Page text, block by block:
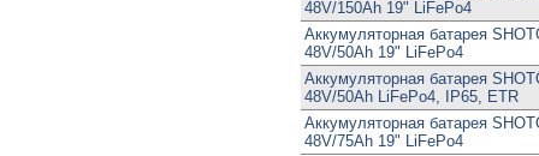
48V/150Ah 19" LiFePo4
Аккумуляторная батарея
48V/50Ah 19" LiFePo4
Аккумуляторная батарея
48V/50Ah LiFePo4, IP65, ETR
Аккумуляторная батарея
48V/75Ah 19" LiFePo4